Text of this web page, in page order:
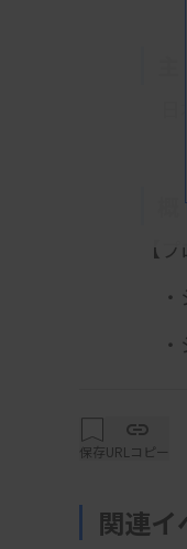
【
・
・
・
な
【
保存URLコピー
関連イ